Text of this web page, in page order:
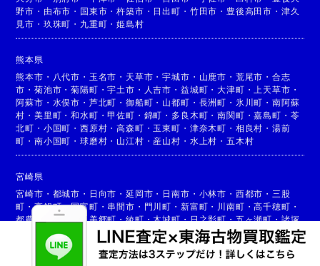
野市 ・ 由布市 ・ 国東市 ・杵築市 ・ 日出町 ・ 竹田市 ・ 豊後高田市 ・ 津久
見市 ・ 玖珠町 ・ 九重町 ・姫島村
熊本県
熊本市 ・ 八代市 ・ 玉名市 ・ 天草市 ・宇城市 ・ 山鹿市 ・ 荒尾市 ・ 合志
市 ・菊池市 ・菊陽町 ・宇土市 ・ 人吉市 ・ 益城町 ・大津町 ・ 上天草市 ・
阿蘇市 ・ 水俣市 ・ 芦北町 ・御船町 ・ 山都町 ・ 長洲町 ・ 氷川町 ・ 南阿蘇
村 ・美里町 ・和水町 ・甲佐町 ・ 錦町 ・ 多良木町 ・南関町 ・嘉島町 ・ 苓
北町 ・ 小国町 ・西原村 ・高森町 ・ 玉東町 ・ 津奈木町 ・ 相良村 ・ 湯前
町 ・南小国町 ・球磨村 ・ 山江村 ・ 産山村 ・ 水上村 ・ 五木村
宮崎県
宮崎市 ・ 都城市 ・ 日向市 ・延岡市 ・ 日南市 ・ 小林市 ・ 西都市 ・ 三股
町 ・高鍋町・国富町 ・ 串間市 ・ 門川町 ・ 新富町 ・ 川南町 ・高千穂町 ・
都農町
高原町 ・美郷町・綾町・木城町・日之影町・五ヶ瀬町・諸塚
椎葉村・ 西米良村